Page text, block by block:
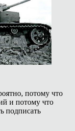
потому что
и потому что
подписать